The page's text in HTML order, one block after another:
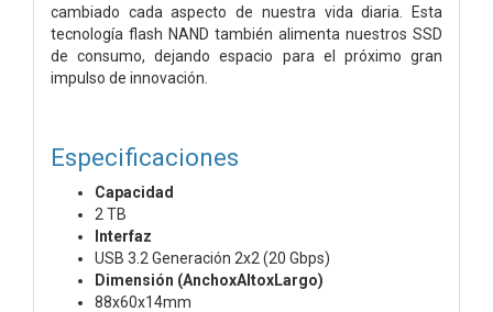
cambiado cada aspecto de nuestra vida diaria. Esta
tecnología flash NAND también alimenta nuestros SSD
de consumo, dejando espacio para el próximo gran
impulso de innovación.
Especificaciones
Capacidad
2 TB
Interfaz
USB 3.2 Generación 2x2 (20 Gbps)
Dimensión (AnchoxAltoxLargo)
88x60x14mm